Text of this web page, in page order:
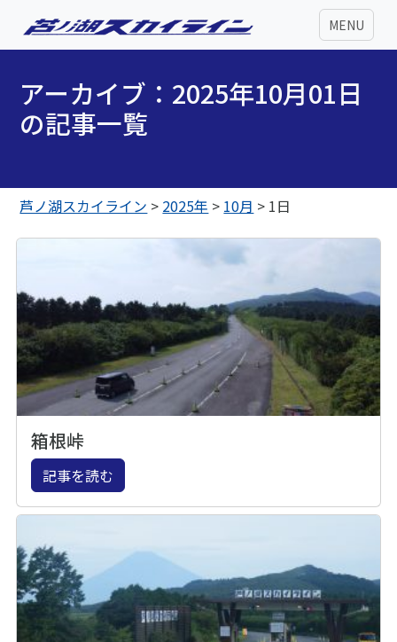
MENU
アーカイブ：2025年10月01日
の記事一覧
芦ノ湖スカイライン > 2025年 > 10月 > 1日
箱根峠
記事を読む